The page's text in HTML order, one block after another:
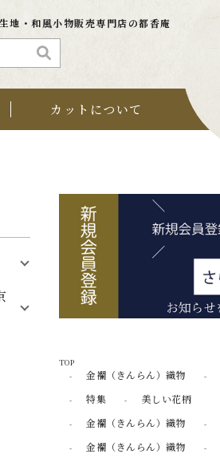
地・和風小物販売専門店の都香庵
カットについて
TOP
金襴（きんらん）織物
特集
美しい花柄
金襴（きんらん）織物
金襴（きんらん）織物